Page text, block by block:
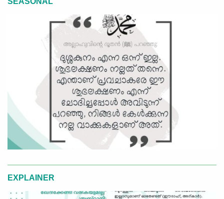
EXPLAINER